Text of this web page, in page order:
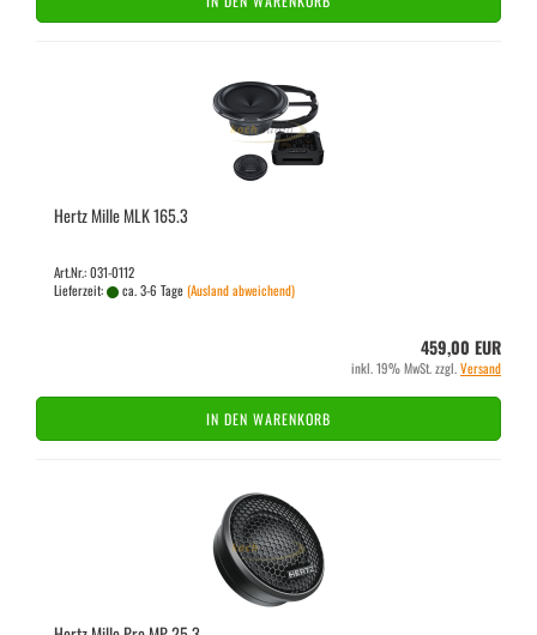
Hertz Mille MLK 165.3
Art.Nr.: 031-0112
Lieferzeit:
ca. 3-6 Tage(Ausland abweichend)
459,00 EUR
inkl. 19% MwSt. zzgl.Versand
IN DEN WARENKORB